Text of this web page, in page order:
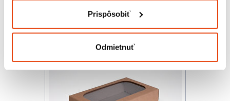
Viac informácií o tom, ako sa spracúvajú vaše osobné
údaje, nájdete v časti svašimi nastaveniami
o používaní súborov cookie.
Na prispôsobenie obsahu a reklám, poskytovanie funkcií
Prispôsobiť
Odmietnuť